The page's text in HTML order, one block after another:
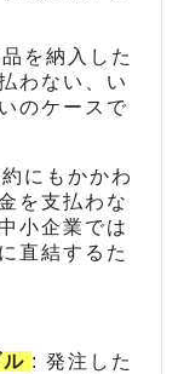
を納入した
わない、い
のケースで
にもかかわ
を支払わな
小企業では
直結するた
: 発注した